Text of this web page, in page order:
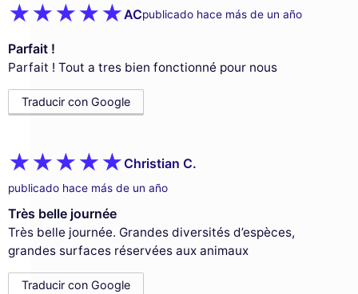
ACpublicado hace más de un año
Parfait !
Parfait ! Tout a tres bien fonctionné pour nous
Traducir con Google
Christian C.
publicado hace más de un año
Très belle journée
Très belle journée. Grandes diversités d’espèces,
grandes surfaces réservées aux animaux
Traducir con Google